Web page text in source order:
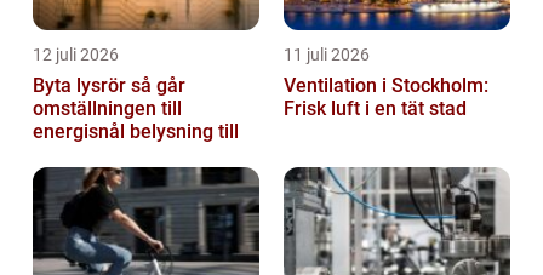
12 juli 2026
Byta lysrör så går
omställningen till
energisnål belysning till
11 juli 2026
Ventilation i Stockholm:
Frisk luft i en tät stad